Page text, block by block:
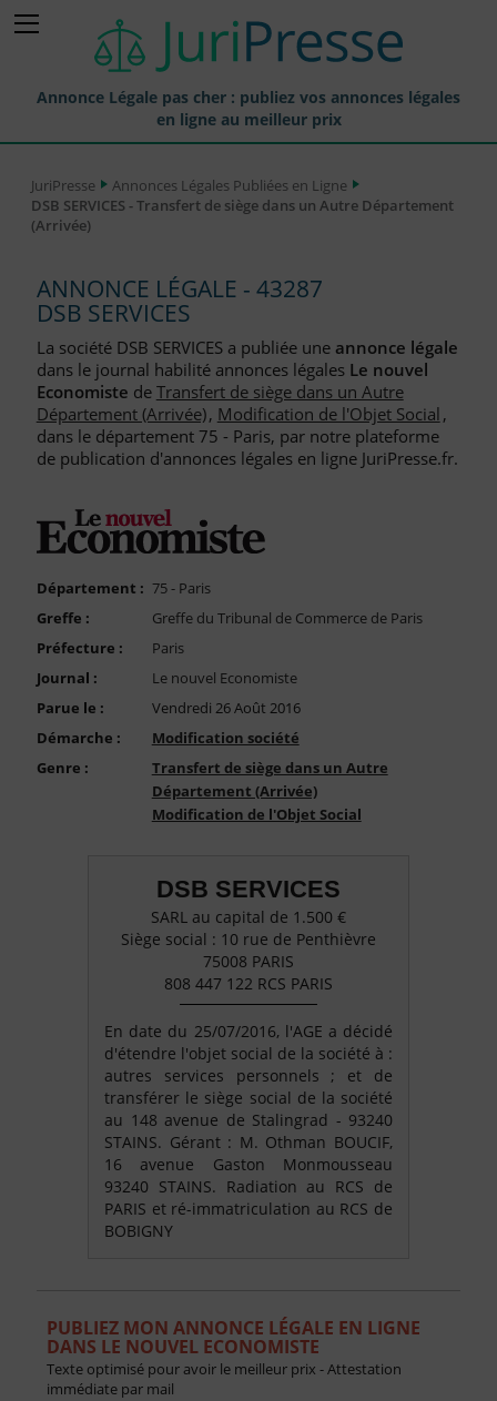
Annonce Légale pas cher : publiez vos annonces légales
en ligne au meilleur prix
Annonces Légales Publiées
Journaux Habilités (JAL) Annonces Légales
Liste des Greffes
Liste des CCI
Le Blog pour les Entreprises
Nous Contacter
Compte PRO
JuriPresse
Annonces Légales Publiées en Ligne
DSB SERVICES - Transfert de siège dans un Autre Département
(Arrivée)
ANNONCE LÉGALE - 43287
DSB SERVICES
La société DSB SERVICES a publiée une annonce légale
dans le journal habilité annonces légales Le nouvel
Economiste deTransfert de siège dans un Autre
Département (Arrivée), Modification de l'Objet Social,
dans le département 75 - Paris, par notre plateforme
de publication d'annonces légales en ligne JuriPresse.fr.
Département : 75 - Paris
Greffe :
Greffe du Tribunal de Commerce de Paris
Préfecture :
Paris
Journal :
Le nouvel Economiste
Parue le :
Vendredi 26 Août 2016
Démarche :
Modification société
Genre :
Transfert de siège dans un Autre
Département (Arrivée)
Modification de l'Objet Social
DSB SERVICES
SARL au capital de 1.500 €
Siège social : 10 rue de Penthièvre
75008 PARIS
808 447 122 RCS PARIS
En date du 25/07/2016, l'AGE a décidé
d'étendre l'objet social de la société à :
autres services personnels ; et de
transférer le siège social de la société
au 148 avenue de Stalingrad - 93240
STAINS. Gérant : M. Othman BOUCIF,
16 avenue Gaston Monmousseau
93240 STAINS. Radiation au RCS de
PARIS et ré-immatriculation au RCS de
BOBIGNY
PUBLIEZ MON ANNONCE LÉGALE EN LIGNE
DANS LE NOUVEL ECONOMISTE
Texte optimisé pour avoir le meilleur prix - Attestation
immédiate par mail